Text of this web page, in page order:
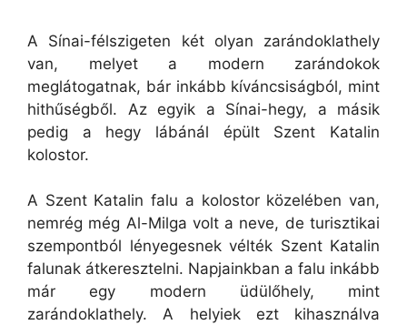
A Sínai-félszigeten két olyan zarándoklathely
van, melyet a modern zarándokok
meglátogatnak, bár inkább kíváncsiságból, mint
hithűségből. Az egyik a Sínai-hegy, a másik
pedig a hegy lábánál épült Szent Katalin
kolostor.
A Szent Katalin falu a kolostor közelében van,
nemrég még Al-Milga volt a neve, de turisztikai
szempontból lényegesnek vélték Szent Katalin
falunak átkeresztelni. Napjainkban a falu inkább
már egy modern üdülőhely, mint
zarándoklathely. A helyiek ezt kihasználva